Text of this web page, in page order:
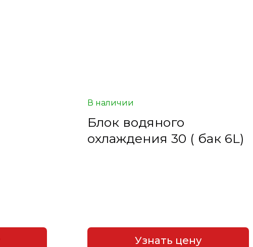
В наличии
Блок водяного
охлаждения 30 ( бак 6L)
Узнать цену